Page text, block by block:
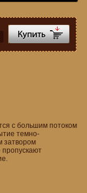
с большим потоком
темно-
затвором
пропускают